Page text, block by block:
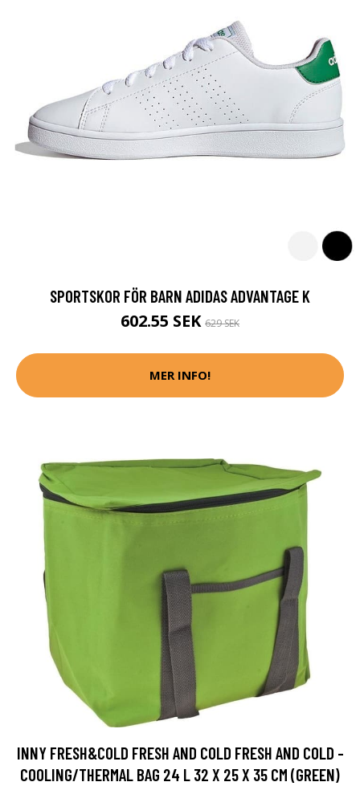
SPORTSKOR FÖR BARN ADIDAS ADVANTAGE K
602.55 SEK 629 SEK
MER INFO!
INNY FRESH&COLD FRESH AND COLD FRESH AND COLD -
COOLING/THERMAL BAG 24 L 32 X 25 X 35 CM (GREEN)